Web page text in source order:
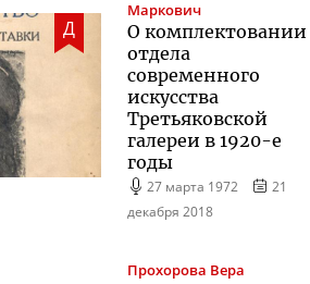
Д
Маркович
О комплектовании
отдела
современного
искусства
Третьяковской
галереи в 1920-е
годы
27 марта 1972
21
декабря 2018
Прохорова Вера